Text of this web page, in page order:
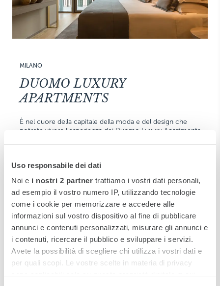
Uso responsabile dei dati
Noi e i nostri 2 partner trattiamo i vostri dati personali,
ad esempio il vostro numero IP, utilizzando tecnologie
come i cookie per memorizzare e accedere alle
informazioni sul vostro dispositivo al fine di pubblicare
annunci e contenuti personalizzati, misurare gli annunci e
i contenuti, ricercare il pubblico e sviluppare i servizi.
Avete la possibilità di scegliere chi utilizza i vostri dati e
per quali scopi. Le vostre scelte in materia di privacy
MILANO
DUOMO LUXURY
APARTMENTS
È nel cuore della capitale della moda e del design che
potrete vivere l’esperienza dei Duomo Luxury Apartments
SCOPRI DI PIÙ